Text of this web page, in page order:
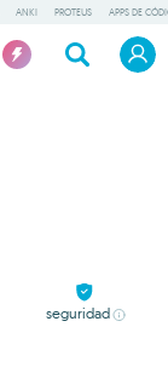
ANKI PROTEUS APPS DE
seguridad